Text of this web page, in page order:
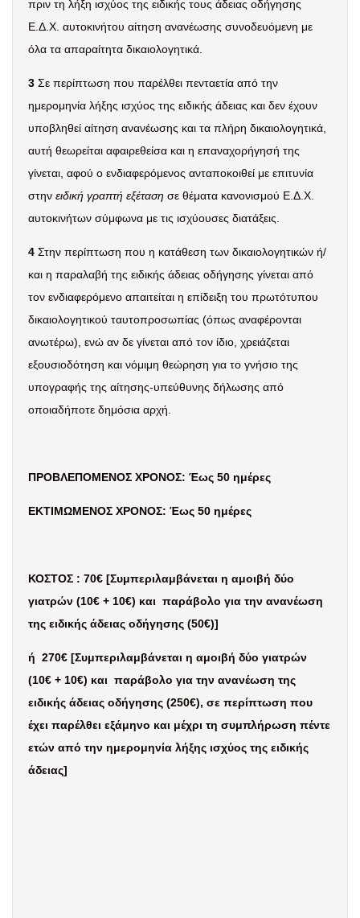
πριν τη λήξη ισχύος της ειδικής τους άδειας οδήγησης
Ε.Δ.Χ. αυτοκινήτου αίτηση ανανέωσης συνοδευόμενη με
όλα τα απαραίτητα δικαιολογητικά.
3 Σε περίπτωση που παρέλθει πενταετία από την
ημερομηνία λήξης ισχύος της ειδικής άδειας και δεν έχουν
υποβληθεί αίτηση ανανέωσης και τα πλήρη δικαιολογητικά,
αυτή θεωρείται αφαιρεθείσα και η επαναχορήγησή της
γίνεται, αφού ο ενδιαφερόμενος ανταποκοιθεί με επιτυνία
στην ειδική γραπτή εξέταση σε θέματα κανονισμού Ε.Δ.Χ.
αυτοκινήτων σύμφωνα με τις ισχύουσες διατάξεις.
4 Στην περίπτωση που η κατάθεση των δικαιολογητικών ή/
και η παραλαβή της ειδικής άδειας οδήγησης γίνεται από
τον ενδιαφερόμενο απαιτείται η επίδειξη του πρωτότυπου
δικαιολογητικού ταυτοπροσωπίας (όπως αναφέρονται
ανωτέρω), ενώ αν δε γίνεται από τον ίδιο, χρειάζεται
εξουσιοδότηση και νόμιμη θεώρηση για το γνήσιο της
υπογραφής της αίτησης-υπεύθυνης δήλωσης από
οποιαδήποτε δημόσια αρχή.
ΠΡΟΒΛΕΠΟΜΕΝΟΣ ΧΡΟΝΟΣ: Έως 50 ημέρες
ΕΚΤΙΜΩΜΕΝΟΣ ΧΡΟΝΟΣ: Έως 50 ημέρες
ΚΟΣΤΟΣ : 70€ [Συμπεριλαμβάνεται η αμοιβή δύο
γιατρών (10€ + 10€) και παράβολο για την ανανέωση
της ειδικής άδειας οδήγησης (50€)]
ή 270€ [Συμπεριλαμβάνεται η αμοιβή δύο γιατρών
(10€ + 10€) και παράβολο για την ανανέωση της
ειδικής άδειας οδήγησης (250€), σε περίπτωση που
έχει παρέλθει εξάμηνο και μέχρι τη συμπλήρωση πέντε
ετών από την ημερομηνία λήξης ισχύος της ειδικής
άδειας]